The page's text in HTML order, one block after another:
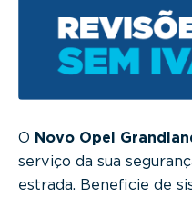
O Novo Opel
serviço da sua
estrada. Beneficie de